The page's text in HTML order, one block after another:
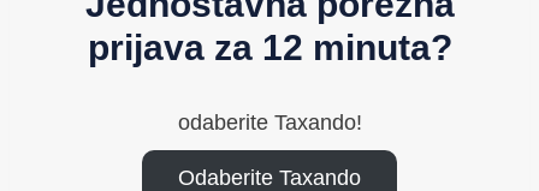
prijava za 12 minuta?
odaberite Taxando!
Odaberite Taxando